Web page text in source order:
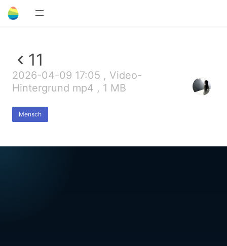
11
2026-04-09 17:05 , Video-
Hintergrund mp4 , 1 MB
Mensch